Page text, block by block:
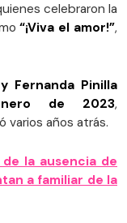
celebraron la
“¡Viva el amor!”,
Fernanda Pinilla
de 2023,
varios años atrás.
la ausencia de
a familiar de la